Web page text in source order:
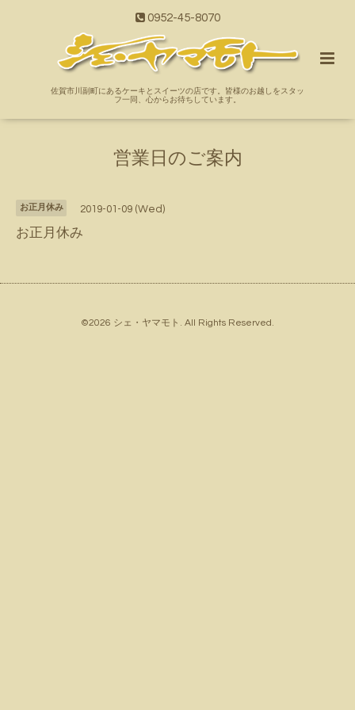
0952-45-8070
佐賀市川副町にあるケーキとスイーツの店です。皆様のお越しをスタッ
フ一同、心からお待ちしています。
営業日のご案内
お正月休み 2019-01-09 (Wed)
お正月休み
©2026 シェ・ヤマモト . All Rights Reserved.